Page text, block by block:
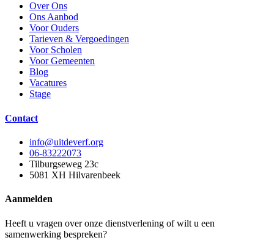
Over Ons
Ons Aanbod
Voor Ouders
Tarieven & Vergoedingen
Voor Scholen
Voor Gemeenten
Blog
Vacatures
Stage
Contact
info@uitdeverf.org
06-83222073
Tilburgseweg 23c
5081 XH Hilvarenbeek
Aanmelden
Heeft u vragen over onze dienstverlening of wilt u een
samenwerking bespreken?